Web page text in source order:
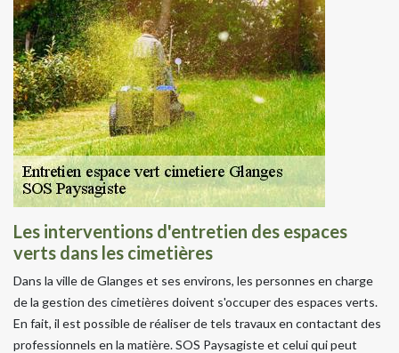
Les interventions d'entretien des espaces
verts dans les cimetières
Dans la ville de Glanges et ses environs, les personnes en charge
de la gestion des cimetières doivent s'occuper des espaces verts.
En fait, il est possible de réaliser de tels travaux en contactant des
professionnels en la matière. SOS Paysagiste et celui qui peut